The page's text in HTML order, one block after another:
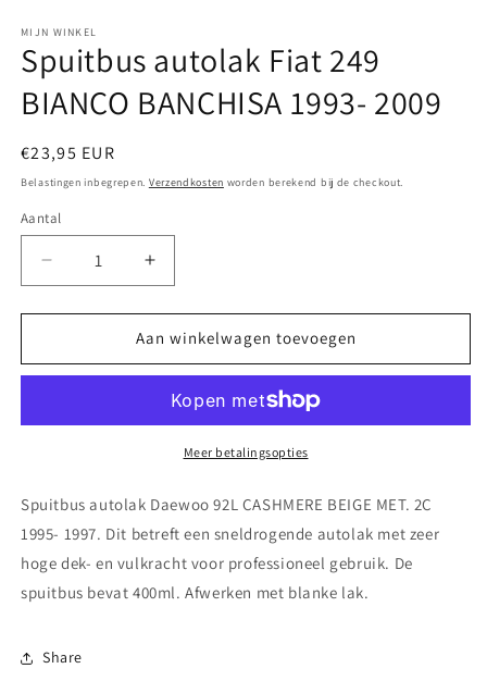
openen
in
modaal
MIJN WINKEL
Spuitbus autolak Fiat 249
BIANCO BANCHISA 1993- 2009
Normale
prijs
€23,95 EUR
Belastingen inbegrepen. Verzendkosten worden berekend bij de checkout.
Aantal
Aantal
verlagen
voor
autolak
BIANCO
2009
Aantal
verhogen
voor
Spuitbus
autolak
249
BIANCO
BANCHISA
2009
Aan winkelwagen toevoegen
Meer betalingsopties
Spuitbus autolak Daewoo 92L CASHMERE BEIGE MET. 2C
1995- 1997. Dit betreft een sneldrogende autolak met zeer
hoge dek- en vulkracht voor professioneel gebruik. De
spuitbus bevat 400ml. Afwerken met blanke lak.
Share